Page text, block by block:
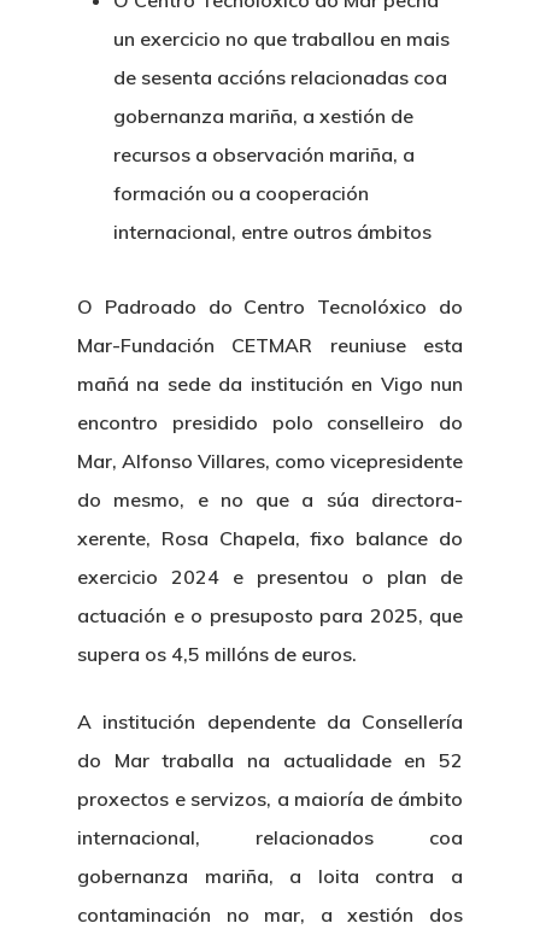
un exercicio no que traballou en mais
de sesenta accións relacionadas coa
gobernanza mariña, a xestión de
recursos a observación mariña, a
formación ou a cooperación
internacional, entre outros ámbitos
O Padroado do Centro Tecnolóxico do
Mar-Fundación CETMAR reuniuse esta
mañá na sede da institución en Vigo nun
encontro presidido polo conselleiro do
Mar, Alfonso Villares, como vicepresidente
do mesmo, e no que a súa directora-
xerente, Rosa Chapela, fixo balance do
exercicio 2024 e presentou o plan de
actuación e o presuposto para 2025, que
supera os 4,5 millóns de euros.
A institución dependente da Consellería
do Mar traballa na actualidade en 52
proxectos e servizos, a maioría de ámbito
internacional, relacionados coa
gobernanza mariña, a loita contra a
contaminación no mar, a xestión dos